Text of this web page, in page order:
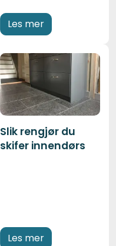
Les mer
Slik rengjør du
skifer innendørs
Les mer